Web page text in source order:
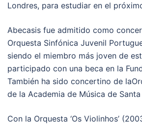
Londres, para estudiar en el
Abecasis fue admitido como
Orquesta Sinfónica Juvenil
siendo el miembro más joven de
participado con una beca en la
También ha sido concertino de
de la Academia de Música de
Con la Orquesta ‘Os Violinhos’